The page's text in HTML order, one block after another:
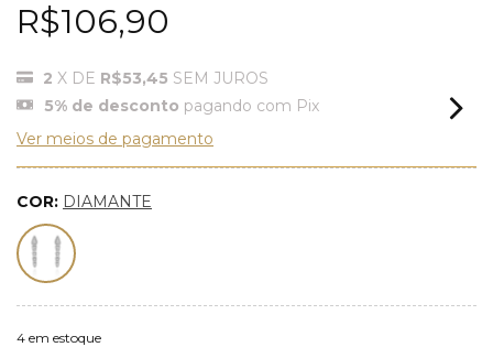
R$106,90
2 X DE R$53,45 SEM JUROS
5% de desconto pagando com Pix
Ver meios de pagamento
COR: DIAMANTE
4 em estoque